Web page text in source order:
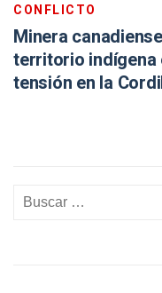
CONFLICTO
Minera
territorio indígena
tensión en la